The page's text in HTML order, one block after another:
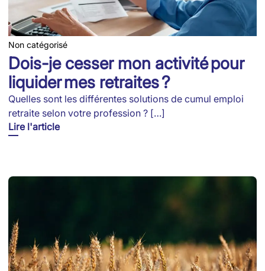
Non catégorisé
Dois-je cesser mon activité pour
liquider mes retraites ?
Quelles sont les différentes solutions de cumul emploi
retraite selon votre profession ? […]
Lire l'article